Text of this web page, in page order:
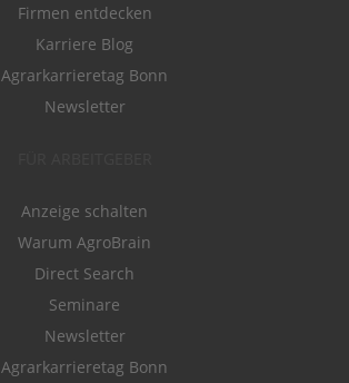
Firmen entdecken
Karriere Blog
Agrarkarrieretag Bonn
Newsletter
Anzeige schalten
Warum AgroBrain
Direct Search
Seminare
Newsletter
Agrarkarrieretag Bonn